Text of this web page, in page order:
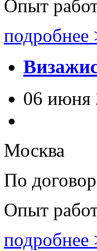
Опыт
подробнее
06 июня
Москва
По
Опыт
подробнее